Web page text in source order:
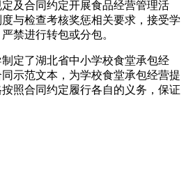
及合同约定开展食品经营管理活
与检查考核奖惩相关要求，接受学
禁进行转包或分包。
定了湖北省中小学校食堂承包经
示范文本，为学校食堂承包经营提
照合同约定履行各自的义务，保证